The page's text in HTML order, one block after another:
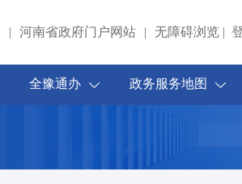
| 河南省政府门户网站 | 无障碍浏览 |
全豫通办 政务服务地图